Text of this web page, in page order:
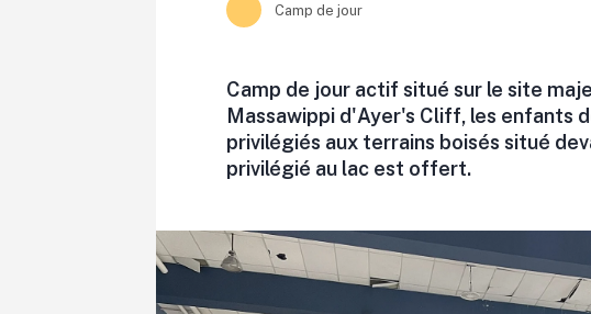
Camp de jour
Camp de jour actif situé sur le site
Massawippi d'Ayer's Cliff, les enfants
privilégiés aux terrains boisés situé
privilégié au lac est offert.